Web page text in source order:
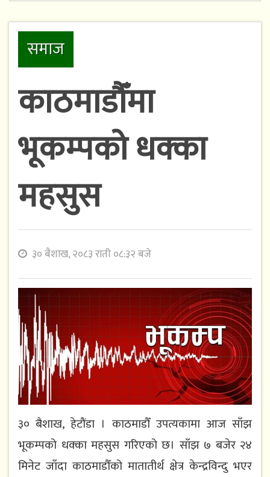
समाज
काठमाडौँमा
भूकम्पको धक्का
महसुस
३० बैशाख, २०८३ राती ०८:३२ बजे
३० बैशाख, हेटौंडा । काठमाडौँ उपत्यकामा आज साँझ
भूकम्पको धक्का महसुस गरिएको छ। साँझ ७ बजेर २४
मिनेट जाँदा काठमाडौँको मातातीर्थ क्षेत्र केन्द्रविन्दु भएर